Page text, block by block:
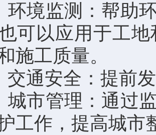
监测：帮助环
可以应用于工
施工质量。
安全：提前发
管理：通过监
工作，提高城市